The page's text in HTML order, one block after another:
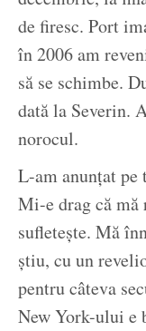
de firesc. Port
în 2006 am
să se schimbe.
dată la Severin.
norocul.
L-am anunțat
Mi-e drag că
sufletește. Mă
știu, cu un
pentru câteva
New York-ului e